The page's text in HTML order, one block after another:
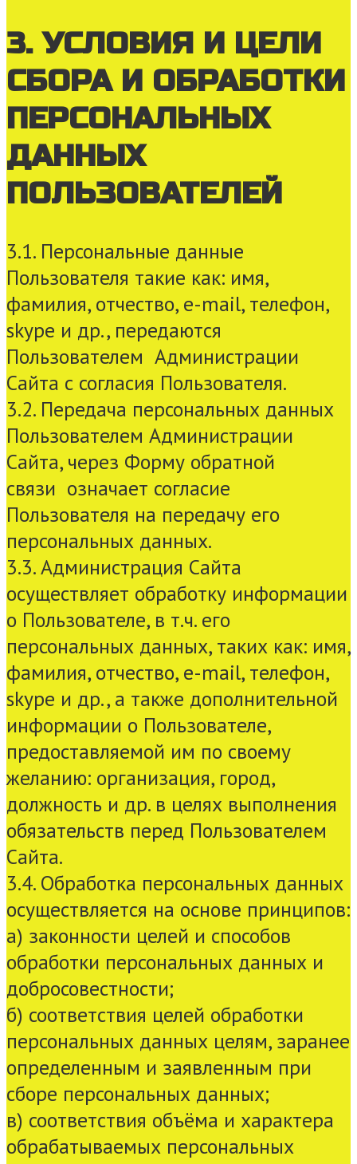
3. УСЛОВИЯ И ЦЕЛИ
СБОРА И ОБРАБОТКИ
ПЕРСОНАЛЬНЫХ
ДАННЫХ
ПОЛЬЗОВАТЕЛЕЙ
3.1. Персональные данные
Пользователя такие как: имя,
фамилия, отчество, e-mail, телефон,
skype и др., передаются
Пользователем Администрации
Сайта с согласия Пользователя.
3.2. Передача персональных данных
Пользователем Администрации
Сайта, через Форму обратной
связи означает согласие
Пользователя на передачу его
персональных данных.
3.3. Администрация Сайта
осуществляет обработку информации
о Пользователе, в т.ч. его
персональных данных, таких как: имя,
фамилия, отчество, e-mail, телефон,
skype и др., а также дополнительной
информации о Пользователе,
предоставляемой им по своему
желанию: организация, город,
должность и др. в целях выполнения
обязательств перед Пользователем
Сайта.
3.4. Обработка персональных данных
осуществляется на основе принципов:
а) законности целей и способов
обработки персональных данных и
добросовестности;
б) соответствия целей обработки
персональных данных целям, заранее
определенным и заявленным при
сборе персональных данных;
в) соответствия объёма и характера
обрабатываемых персональных